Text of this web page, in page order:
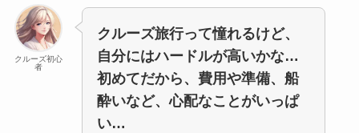
クルーズ初心
者
クルーズ旅行って憧れるけど、
自分にはハードルが高いかな…
初めてだから、費用や準備、船
酔いなど、心配なことがいっぱ
い…